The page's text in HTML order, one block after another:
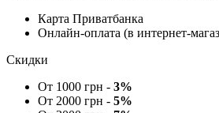
Карта Приватбанка
Онлайн-оплата (в интернет-
Скидки
От 1000 грн - 3%
От 2000 грн - 5%